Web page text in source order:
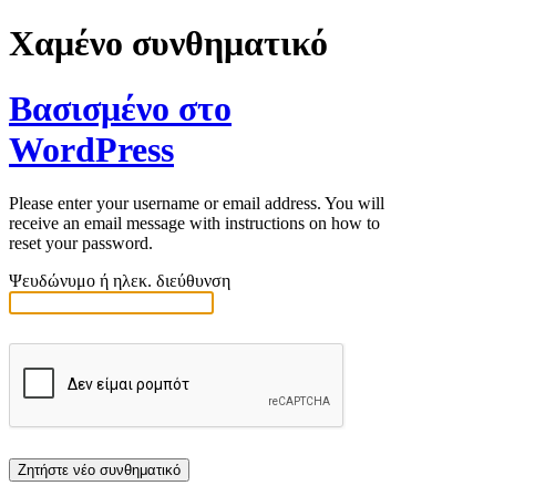
Χαμένο συνθηματικό
Βασισμένο στο
WordPress
Please enter your username or email address. You will
receive an email message with instructions on how to
reset your password.
Ψευδώνυμο ή ηλεκ. διεύθυνση